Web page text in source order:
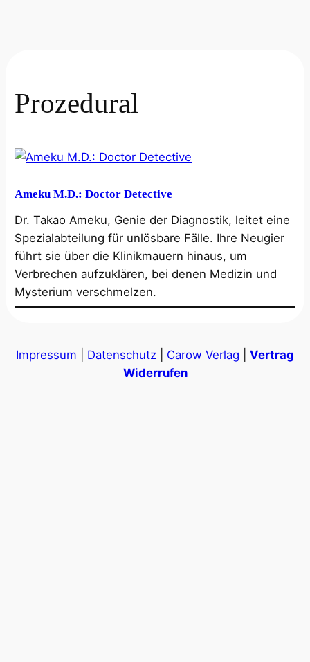
Prozedural
Ameku M.D.: Doctor Detective
Dr. Takao Ameku, Genie der Diagnostik, leitet eine
Spezialabteilung für unlösbare Fälle. Ihre Neugier
führt sie über die Klinikmauern hinaus, um
Verbrechen aufzuklären, bei denen Medizin und
Mysterium verschmelzen.
Impressum Datenschutz Carow Verlag
Vertrag
Widerrufen